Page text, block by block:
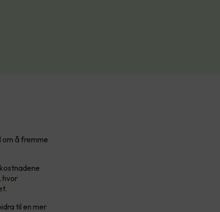
om å fremme
hvor
til en mer